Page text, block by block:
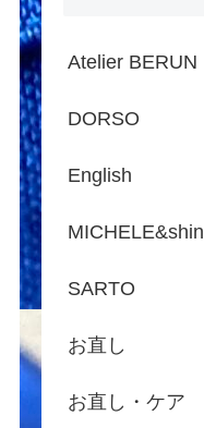
Atelier BERUN
DORSO
English
MICHELE&shin
SARTO
お直し
お直し・ケア